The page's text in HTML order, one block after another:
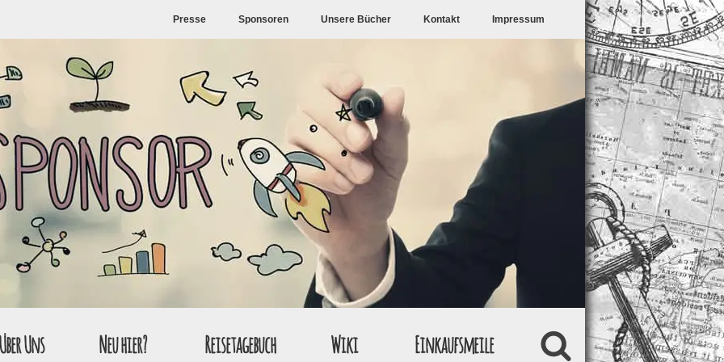
Presse Sponsoren Unsere Bücher Kontakt Impressum
Uns Neu hier? Reisetagebuch Wiki Einkaufsmeile